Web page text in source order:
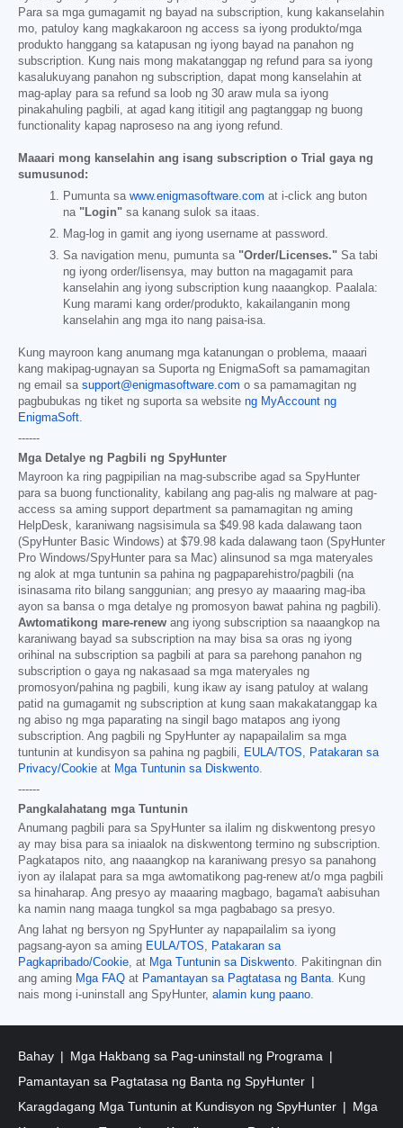
Para sa mga gumagamit ng bayad na subscription, kung kakanselahin
mo, patuloy kang magkakaroon ng access sa iyong produkto/mga
produkto hanggang sa katapusan ng iyong bayad na panahon ng
subscription. Kung nais mong makatanggap ng refund para sa iyong
kasalukuyang panahon ng subscription, dapat mong kanselahin at
mag-aplay para sa refund sa loob ng 30 araw mula sa iyong
pinakahuling pagbili, at agad kang ititigil ang pagtanggap ng buong
functionality kapag naproseso na ang iyong refund.
Maaari mong kanselahin ang isang subscription o Trial gaya ng
sumusunod:
Pumunta sa www.enigmasoftware.com at i-click ang buton
na "Login" sa kanang sulok sa itaas.
Mag-log in gamit ang iyong username at password.
Sa navigation menu, pumunta sa "Order/Licenses." Sa tabi
ng iyong order/lisensya, may button na magagamit para
kanselahin ang iyong subscription kung naaangkop. Paalala:
Kung marami kang order/produkto, kakailanganin mong
kanselahin ang mga ito nang paisa-isa.
Kung mayroon kang anumang mga katanungan o problema, maaari
kang makipag-ugnayan sa Suporta ng EnigmaSoft sa pamamagitan
ng email sa support@enigmasoftware.com o sa pamamagitan ng
pagbubukas ng tiket ng suporta sa website ng MyAccount ng
EnigmaSoft.
------
Mga Detalye ng Pagbili ng SpyHunter
Mayroon ka ring pagpipilian na mag-subscribe agad sa SpyHunter
para sa buong functionality, kabilang ang pag-alis ng malware at pag-
access sa aming support department sa pamamagitan ng aming
HelpDesk, karaniwang nagsisimula sa $49.98 kada dalawang taon
(SpyHunter Basic Windows) at $79.98 kada dalawang taon (SpyHunter
Pro Windows/SpyHunter para sa Mac) alinsunod sa mga materyales
ng alok at mga tuntunin sa pahina ng pagpaparehistro/pagbili (na
isinasama rito bilang sanggunian; ang presyo ay maaaring mag-iba
ayon sa bansa o mga detalye ng promosyon bawat pahina ng pagbili).
Awtomatikong mare-renew ang iyong subscription sa naaangkop na
karaniwang bayad sa subscription na may bisa sa oras ng iyong
orihinal na subscription sa pagbili at para sa parehong panahon ng
subscription o gaya ng nakasaad sa mga materyales ng
promosyon/pahina ng pagbili, kung ikaw ay isang patuloy at walang
patid na gumagamit ng subscription at kung saan makakatanggap ka
ng abiso ng mga paparating na singil bago matapos ang iyong
subscription. Ang pagbili ng SpyHunter ay napapailalim sa mga
tuntunin at kundisyon sa pahina ng pagbili, EULA/TOS, Patakaran sa
Privacy/Cookie at Mga Tuntunin sa Diskwento.
------
Pangkalahatang mga Tuntunin
Anumang pagbili para sa SpyHunter sa ilalim ng diskwentong presyo
ay may bisa para sa iniaalok na diskwentong termino ng subscription.
Pagkatapos nito, ang naaangkop na karaniwang presyo sa panahong
iyon ay ilalapat para sa mga awtomatikong pag-renew at/o mga pagbili
sa hinaharap. Ang presyo ay maaaring magbago, bagama't aabisuhan
ka namin nang maaga tungkol sa mga pagbabago sa presyo.
Ang lahat ng bersyon ng SpyHunter ay napapailalim sa iyong
pagsang-ayon sa aming EULA/TOS, Patakaran sa
Pagkapribado/Cookie, at Mga Tuntunin sa Diskwento. Pakitingnan din
ang aming Mga FAQ at Pamantayan sa Pagtatasa ng Banta. Kung
nais mong i-uninstall ang SpyHunter, alamin kung paano.
Bahay
Mga Hakbang sa Pag-uninstall ng Programa
Pamantayan sa Pagtatasa ng Banta ng SpyHunter
Karagdagang Mga Tuntunin at Kundisyon ng SpyHunter
Mga